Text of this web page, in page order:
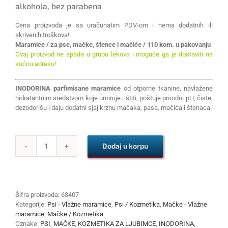
alkohola, bez parabena
Cena proizvoda je sa uračunatim PDV-om i nema dodatnih ili
skrivenih troškova!
Maramice / za pse, mačke, štence i mačiće / 110 kom. u pakovanju
Ovaj proizvod ne spada u grupu lekova i moguće ga je dostaviti na
kućnu adresu!
INODORINA parfimisane maramice od otporne tkanine, navlažene
hidratantnim sredstvom koje umiruje i štiti, poštuje prirodni pH, čiste,
dezodorišu i daju dodatni sjaj krznu mačaka, pasa, mačića i štenaca.
INODORINA
110
kom
količina
Dodaj u korpu
Šifra proizvoda: 63407
Kategorije: Psi - Vlažne maramice Psi / Kozmetika Mačke - Vlažne
maramice Mačke / Kozmetika
Oznake: PSI MAČKE KOZMETIKA ZA LJUBIMCE INODORINA